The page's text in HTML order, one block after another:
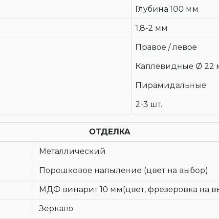
Глубина 100 мм
1,8-2 мм
Правое / левое
Каплевидные Ø 22
Пирамидальные
2-3 шт.
ОТДЕЛКА
Металлический
Порошковое напыление (цвет на выбор)
МДФ винарит 10 мм(цвет, фрезеровка на
Зеркало